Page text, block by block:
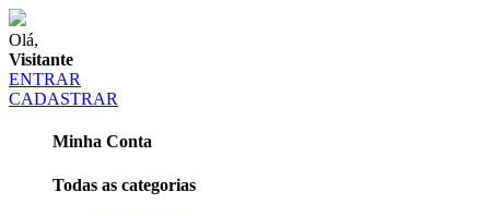
Olá,
Visitante
ENTRAR
CADASTRAR
Minha Conta
Todas as categorias